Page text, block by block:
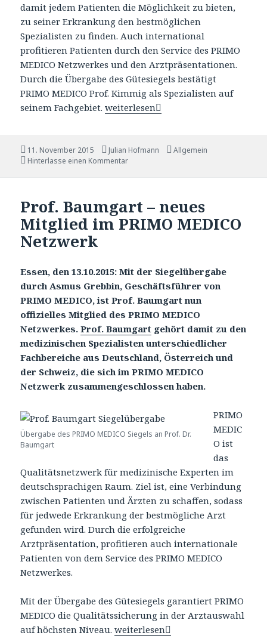
damit jedem Patienten die Möglichkeit zu bieten,
zu seiner Erkrankung den bestmöglichen
Spezialisten zu finden. Auch international
profitieren Patienten durch den Service des PRIMO
MEDICO Netzwerkes und den Arztpräsentationen.
Durch die Übergabe des Gütesiegels bestätigt
PRIMO MEDICO Prof. Kimmig als Spezialisten auf
seinem Fachgebiet.Prof. Kimmig – neues Mitglied im
weiterlesen
Veröffentlicht
am
11. November 2015 Autor
Julian Hofmann Katgeorien
Allgemein
Hinterlasse einen Kommentar
Prof. Baumgart – neues
Mitglied im PRIMO MEDICO
Netzwerk
Essen, den 13.10.2015: Mit der Siegelübergabe
durch Asmus Grebbin, Geschäftsführer von
PRIMO MEDICO, ist Prof. Baumgart nun
offizielles Mitglied des PRIMO MEDICO
Netzwerkes.Prof. Baumgart gehört damit zu den
medizinischen Spezialisten unterschiedlicher
Fachbereiche aus Deutschland, Österreich und
der Schweiz, die sich im PRIMO MEDICO
Netzwerk zusammengeschlossen haben.
Übergabe des PRIMO MEDICO Siegels an Prof. Dr.
Baumgart
PRIMO
MEDIC
O ist
das
Qualitätsnetzwerk für medizinische Experten im
deutschsprachigen Raum. Ziel ist, eine Verbindung
zwischen Patienten und Ärzten zu schaffen, sodass
für jedwede Erkrankung der bestmögliche Arzt
gefunden wird. Durch die erfolgreiche
Arztpräsentation, profitieren auch internationale
Patienten von dem Service des PRIMO MEDICO
Netzwerkes.
Mit der Übergabe des Gütesiegels garantiert PRIMO
MEDICO die Qualitätssicherung in der Arztauswahl
auf höchsten Niveau.Prof. Baumgart – neues Mitglied
weiterlesen